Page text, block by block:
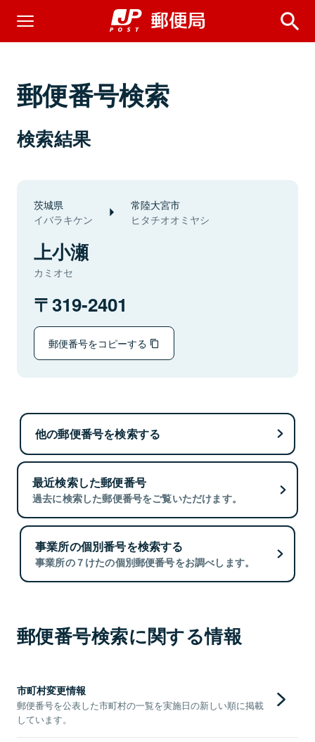
郵便番号検索
検索結果
茨城県
イバラキケン
常陸大宮市
ヒタチオオミヤシ
上小瀬
カミオセ
319-2401
郵便番号をコピーする
他の郵便番号を検索する
最近検索した郵便番号
過去に検索した郵便番号をご覧いただけます。
事業所の個別番号を検索する
事業所の７けたの個別郵便番号をお調べします。
郵便番号検索に関する情報
市町村変更情報
郵便番号を公表した市町村の一覧を実施日の新しい順に掲載
しています。